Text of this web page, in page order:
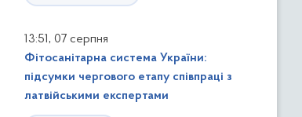
13:51, 07 серпня
Фітосанітарна система України:
підсумки чергового етапу співпраці з
латвійськими експертами